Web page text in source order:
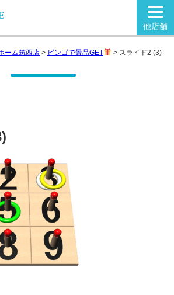
他店舗
ーム筑西店 > ビンゴで景品GET > スライド2 (3)